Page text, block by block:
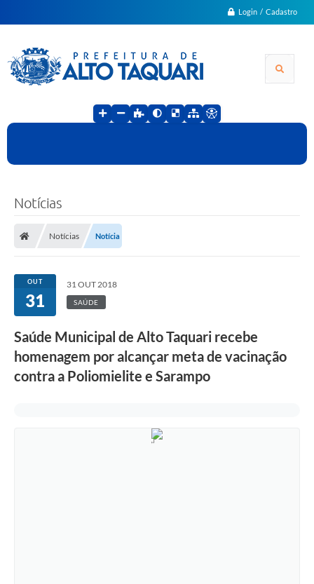
Login / Cadastro
Notícias
Notícias Notícia
OUT
31
31 OUT 2018
SAÚDE
Saúde Municipal de Alto Taquari recebe
homenagem por alcançar meta de vacinação
contra a Poliomielite e Sarampo